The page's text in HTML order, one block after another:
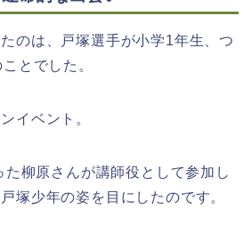
のは、戸塚選手が小学1年生、つ
とでした。
イベント。
柳原さんが講師役として参加し
塚少年の姿を目にしたのです。